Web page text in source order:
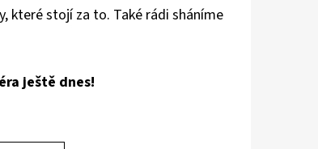
které stojí za to. Také rádi sháníme
ještě dnes!